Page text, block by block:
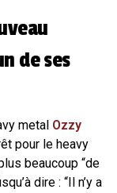
de ses
metal Ozzy
pour le heavy
beaucoup “de
dire : “Il n’y a